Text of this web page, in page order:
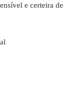
e certeira de